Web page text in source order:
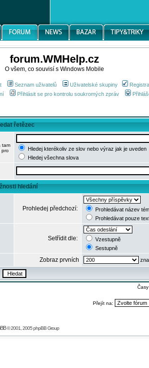
forum.WMHelp.cz
O všem, co souvisí s Windows Mobile
Seznam uživatelů Uživatelské skupiny
Přihlásit se pro kontrolu soukromých zpráv
řetězec
tam
pro
Hledej kterékoliv ze slov nebo výraz jak je uveden
Hledej všechna slova
hledání
Prohledej předchozí:
Prohledávat název
Prohledávat pouze
Setřídit dle:
Vzestupně
Sestupně
Zobraz prvních
Přejít na:
© 2001, 2005 phpBB Group